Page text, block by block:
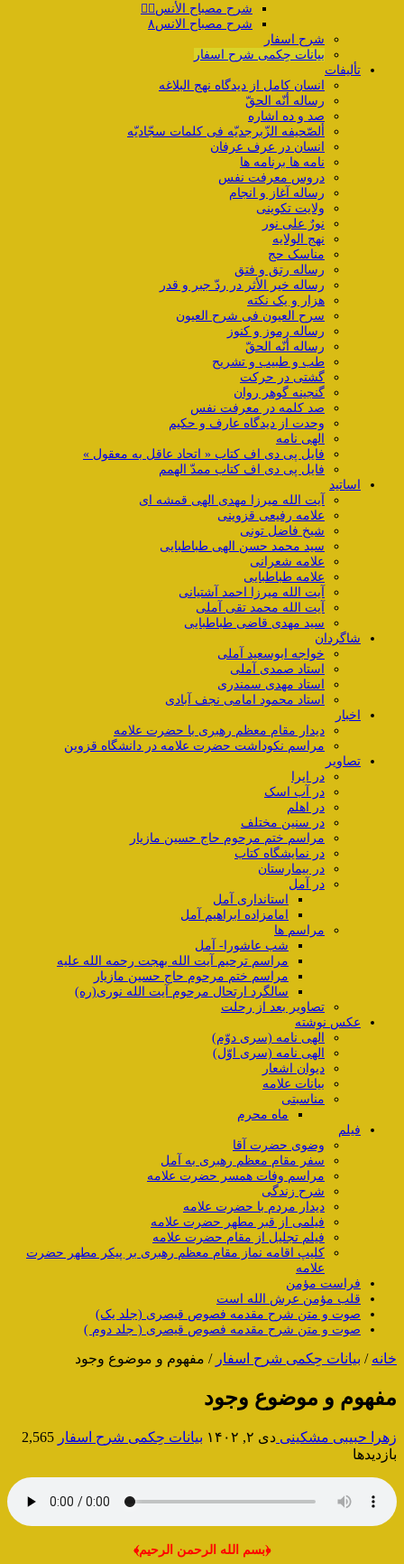
شرح مصباح الأنس۷️⃣
شرح مصباح الانس۸
شرح اسفار
بیانات حِکمی شرح اسفار
تألیفات
انسان کامل از دیدگاه نهج البلاغه
رساله أنّه الحقّ
صد و ده اشاره
ألصّحیفه الزّبرجدیّه فی کلمات سجّادیّه
انسان در عرف عرفان
نامه ها برنامه ها
دروس معرفت نفس
رساله آغاز و انجام
ولایت تکوینی
نورٌ علی نور
نهج الولایه
مناسک حج
رساله رتق و فتق
رساله خیر الأثر در ردّ جبر و قدر
هزار و یک نکته
سرح العیون فی شرح العیون
رساله رموز و کنوز
رساله أنّه الحقّ
طب و طبیب و تشریح
گشتی در حرکت
گنجینه گوهر روان
صد کلمه در معرفت نفس
وحدت از دیدگاه عارف و حکیم
الهی نامه
فایل پی دی اف کتاب « اتحاد عاقل به معقول »
فایل پی دی اف کتاب ممدّ الهمم
اساتید
آیت الله میرزا مهدی الهی قمشه ای
علامه رفیعی قزوینی
شیخ فاضل تونی
سید محمد حسن الهی طباطبایی
علامه شعرانی
علامه طباطبایی
آیت الله میرزا احمد آشتیانی
آیت الله محمد تقی آملی
سید مهدی قاضی طباطبایی
شاگردان
خواجه ابوسعید آملی
استاد صمدی آملی
استاد مهدی سمندری
استاد محمود امامی نجف آبادی
اخبار
دیدار مقام معظم رهبری با حضرت علامه
مراسم نکوداشت حضرت علامه در دانشگاه قزوین
تصاویر
در ایرا
در آب اسک
در اهلم
در سنین مختلف
مراسم ختم مرحوم حاج حسین مازیار
در نمایشگاه کتاب
در بیمارستان
در آمل
استانداری آمل
امامزاده ابراهیم آمل
مراسم ها
شب عاشورا- آمل
مراسم ترحیم آیت الله بهجت رحمه الله علیه
مراسم ختم مرحوم حاج حسین مازیار
سالگرد ارتحال مرحوم آیت الله نوری(ره)
تصاویر بعد از رحلت
عکس نوشته
الهی نامه (سری دوّم)
الهی نامه (سری اوّل)
دیوان اشعار
بیانات علامه
مناسبتی
ماه محرم
فیلم
وضوی حضرت آقا
سفر مقام معظم رهبری به آمل
مراسم وفات همسر حضرت علامه
شرح زندگی
دیدار مردم با حضرت علامه
فیلمی از قبر مطهر حضرت علامه
فیلم تجلیل از مقام حضرت علامه
کلیپ اقامه نماز مقام معظم رهبری بر پیکر مطهر حضرت
علامه
فراست مؤمن
قلب مؤمن عرش الله است
صوت و متن شرح مقدمه فصوص قیصری (جلد یک)
صوت و متن شرح مقدمه فصوص قیصری ( جلد دوم )
خانه / بیانات حِکمی شرح اسفار / مفهوم و موضوع وجود
مفهوم و موضوع وجود
زهرا حبیبی مشکینی دی ۲, ۱۴۰۲ بیانات حِکمی شرح اسفار 2,565
بازدیدها
﴿بسم الله الرحمن الرحیم﴾